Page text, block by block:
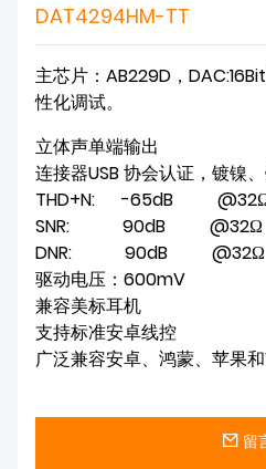
DAT4294HM-TT
主芯片：AB229D，
性化调试。
立体声单端输出
连接器USB 协会认证，镀镍
THD+N:      -65dB
SNR:            90dB          @32Ω
DNR:            90dB          @32Ω
驱动电压：600mV
兼容美标耳机
支持标准安卓线控
广泛兼容安卓、鸿蒙、苹果
留